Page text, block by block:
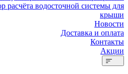
расчёта водосточной системы для
крыши
Новости
Доставка и оплата
Контакты
Акции